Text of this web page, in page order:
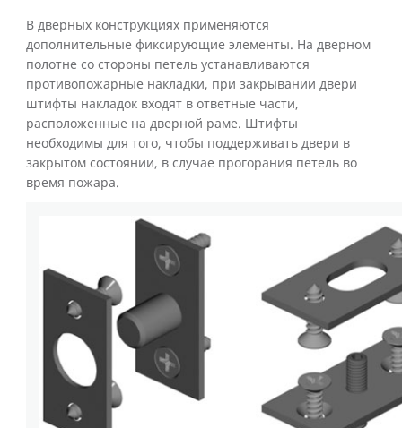
В дверных конструкциях применяются
дополнительные фиксирующие элементы. На дверном
полотне со стороны петель устанавливаются
противопожарные накладки, при закрывании двери
штифты накладок входят в ответные части,
расположенные на дверной раме. Штифты
необходимы для того, чтобы поддерживать двери в
закрытом состоянии, в случае прогорания петель во
время пожара.